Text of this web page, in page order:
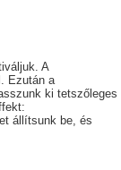
A
Ezután a
ki tetszőleges
állítsunk be, és